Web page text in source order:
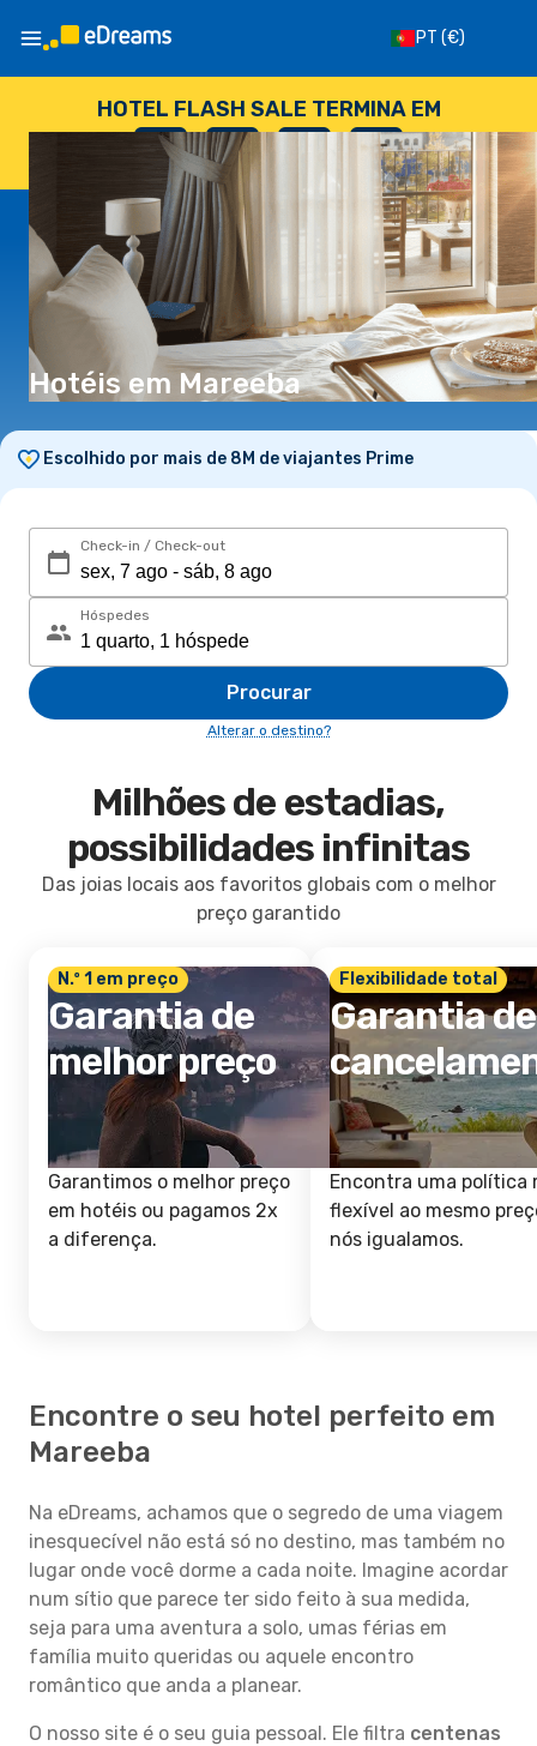
PT (€)
HOTEL FLASH SALE TERMINA EM
--
DIAS
: --
HORAS
: --
SEGUNDOS
Hotéis em Mareeba
Escolhido por mais de 8M de viajantes Prime
Check-in / Check-out
Hóspedes
Procurar
Alterar o destino?
Milhões de estadias,
possibilidades infinitas
Das joias locais aos favoritos globais com o melhor
preço garantido
N.º 1 em preço
Garantia de
melhor preço
Garantimos o melhor preço
em hotéis ou pagamos 2x
a diferença.
Flexibilidade total
Garantia de
Encontra uma política
flexível ao mesmo
nós igualamos.
Encontre o seu hotel perfeito em
Mareeba
Na eDreams, achamos que o segredo de uma viagem
inesquecível não está só no destino, mas também no
lugar onde você dorme a cada noite. Imagine acordar
num sítio que parece ter sido feito à sua medida,
seja para uma aventura a solo, umas férias em
família muito queridas ou aquele encontro
romântico que anda a planear.
O nosso site é o seu guia pessoal. Ele filtra centenas